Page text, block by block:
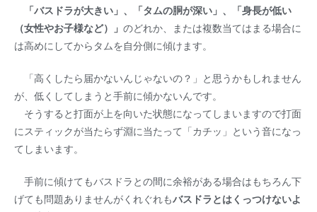
「バスドラが大きい」、「タムの胴が深い」、「身長が低い
（女性やお子様など）」 のどれか、または複数当てはまる場合に
は高めにしてからタムを自分側に傾けます。
「高くしたら届かないんじゃないの？」と思うかもしれません
が、低くしてしまうと手前に傾かないんです。
そうすると打面が上を向いた状態になってしまいますので打面
にスティックが当たらず淵に当たって「カチッ」という音になっ
てしまいます。
手前に傾けてもバスドラとの間に余裕がある場合はもちろん下
げても問題ありませんがくれぐれもバスドラとはくっつけないよ